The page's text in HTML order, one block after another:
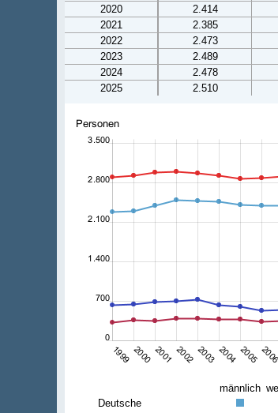
2020
2.414
2021
2.385
2022
2.473
2023
2.489
2024
2.478
2025
2.510
männlich
Deutsche